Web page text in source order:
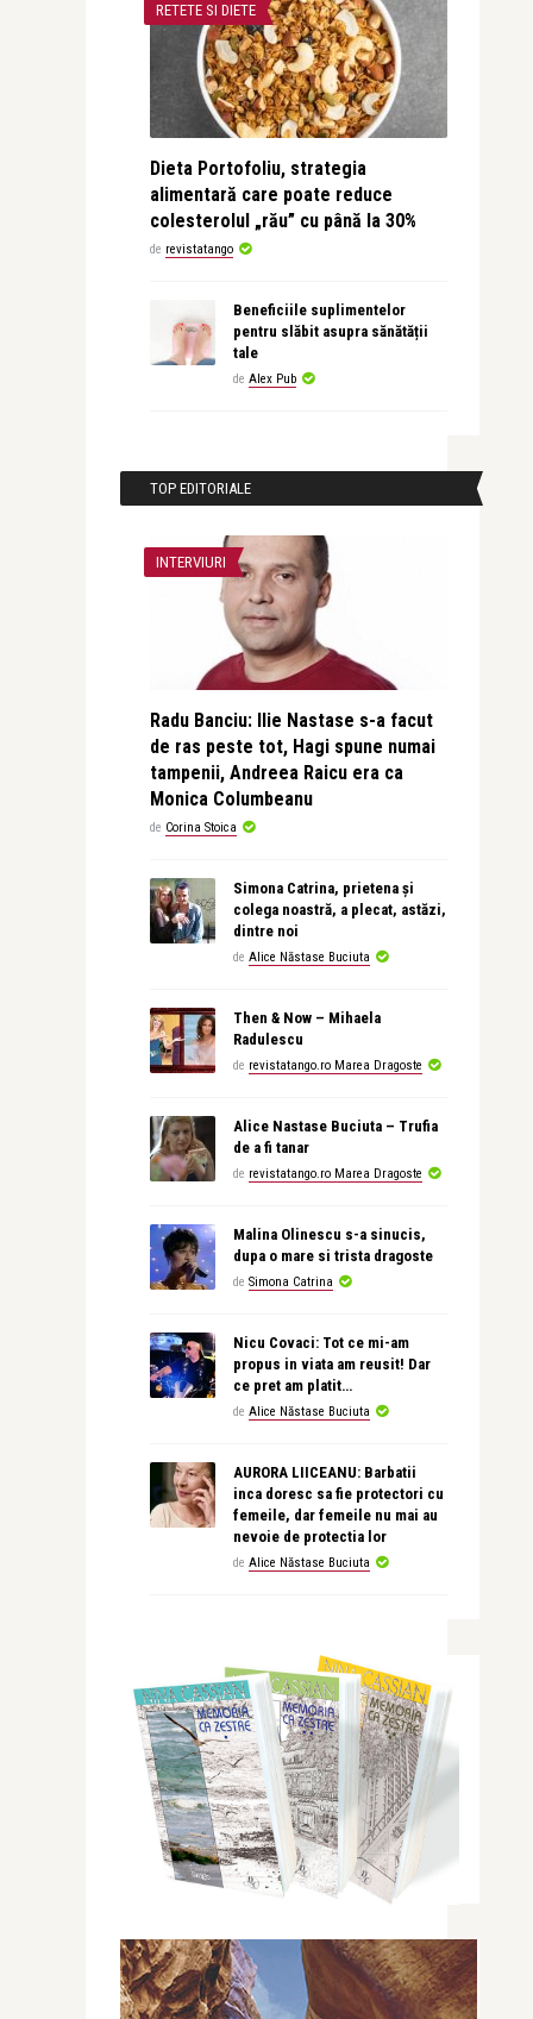
RETETE SI DIETE
Dieta Portofoliu, strategia
alimentară care poate reduce
colesterolul „rău” cu până la 30%
de revistatango
Beneficiile suplimentelor
pentru slăbit asupra sănătății
tale
de Alex Pub
TOP EDITORIALE
INTERVIURI
Radu Banciu: Ilie Nastase s-a facut
de ras peste tot, Hagi spune numai
tampenii, Andreea Raicu era ca
Monica Columbeanu
de Corina Stoica
Simona Catrina, prietena și
colega noastră, a plecat, astăzi,
dintre noi
de Alice Năstase Buciuta
Then & Now – Mihaela
Radulescu
de revistatango.ro Marea Dragoste
Alice Nastase Buciuta – Trufia
de a fi tanar
de revistatango.ro Marea Dragoste
Malina Olinescu s-a sinucis,
dupa o mare si trista dragoste
de Simona Catrina
Nicu Covaci: Tot ce mi-am
propus in viata am reusit! Dar
ce pret am platit…
de Alice Năstase Buciuta
AURORA LIICEANU: Barbatii
inca doresc sa fie protectori cu
femeile, dar femeile nu mai au
nevoie de protectia lor
de Alice Năstase Buciuta